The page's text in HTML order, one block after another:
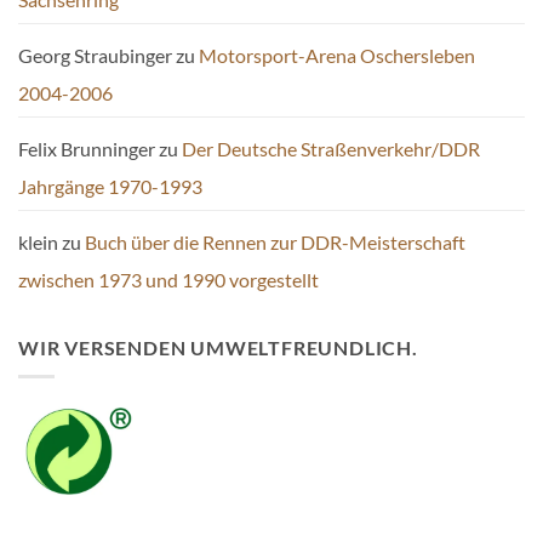
Georg Straubingerzu Motorsport-Arena Oschersleben
2004-2006
Felix Brunningerzu Der Deutsche Straßenverkehr/DDR
Jahrgänge 1970-1993
klein zu Buch über die Rennen zur DDR-Meisterschaft
zwischen 1973 und 1990 vorgestellt
WIR VERSENDEN UMWELTFREUNDLICH.